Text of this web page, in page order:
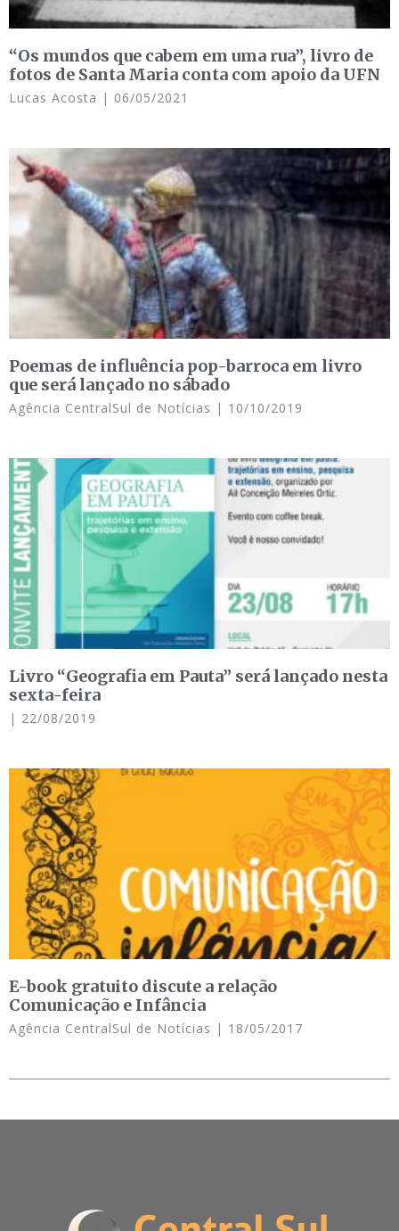
“Os mundos que cabem em uma rua”, livro de
fotos de Santa Maria conta com apoio da UFN
Lucas Acosta 06/05/2021
Poemas de influência pop-barroca em livro
que será lançado no sábado
Agência CentralSul de Notícias 10/10/2019
Livro “Geografia em Pauta” será lançado nesta
sexta-feira
22/08/2019
E-book gratuito discute a relação
Comunicação e Infância
Agência CentralSul de Notícias 18/05/2017